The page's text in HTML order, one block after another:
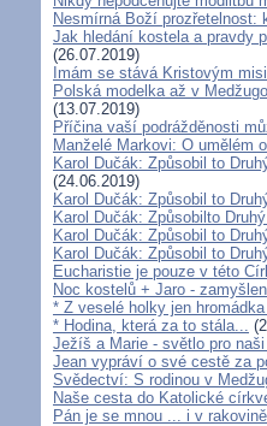
Nesmírná Boží
Jak hledání kostela a pravdy
(26.07.2019)
Imám se stává Kristovým
Polská modelka až v
(13.07.2019)
Příčina vaší podrážděnosti
Manželé Markovi: O umělém
Karol Dučák: Způsobil to
(24.06.2019)
Karol Dučák: Způsobil to
Karol Dučák: Způsobilto
Karol Dučák: Způsobil to
Karol Dučák: Způsobil to
Eucharistie je pouze v této
Noc kostelů + Jaro -
* Z veselé holky jen
* Hodina, která za to stála...
Ježíš a Marie - světlo pro
Jean vypráví o své cestě za
Svědectví: S rodinou v
Naše cesta do Katolické
Pán je se mnou ... i v